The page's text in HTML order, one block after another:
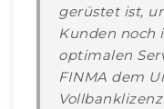
gerüstet ist,
Kunden noch
optimalen
FINMA dem